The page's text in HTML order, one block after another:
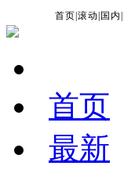
首页 |滚动 国内
首页
最新